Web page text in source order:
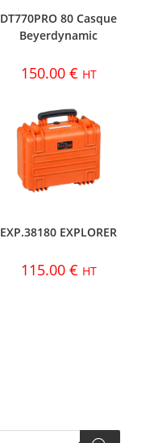
DT770PRO 80 Casque
Beyerdynamic
150.00 € HT
EXP.38180 EXPLORER
115.00 € HT